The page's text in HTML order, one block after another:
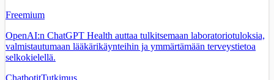
Freemium
OpenAI:n ChatGPT Health auttaa tulkitsemaan laboratoriotuloksia,
valmistautumaan lääkärikäynteihin ja ymmärtämään terveystietoa
selkokielellä.
ChatbotitTutkimus